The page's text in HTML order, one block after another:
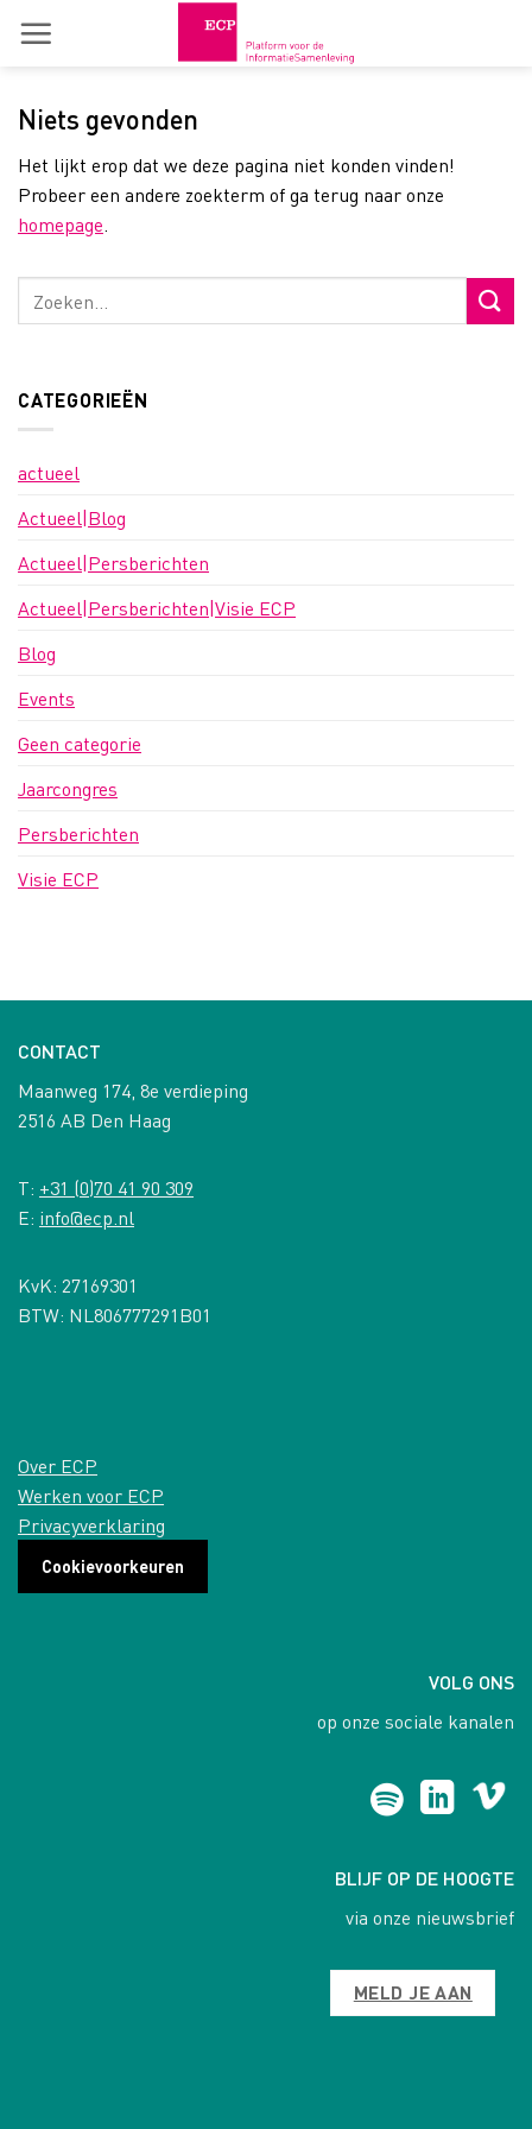
Niets gevonden
Het lijkt erop dat we deze pagina niet konden vinden!
Probeer een andere zoekterm of ga terug naar onze
homepage
CATEGORIEËN
actueel
Actueel|Blog
Actueel|Persberichten
Actueel|Persberichten|Visie ECP
Blog
Events
Geen categorie
Jaarcongres
Persberichten
Visie ECP
CONTACT
Maanweg 174, 8e verdieping
2516 AB Den Haag
T: +31 (0)70 41 90 309
E: info@ecp.nl
KvK: 27169301
BTW: NL806777291B01
Over ECP
Werken voor ECP
Privacyverklaring
Cookievoorkeuren
VOLG ONS
op onze sociale kanalen
BLIJF OP DE HOOGTE
via onze nieuwsbrief
MELD JE AAN